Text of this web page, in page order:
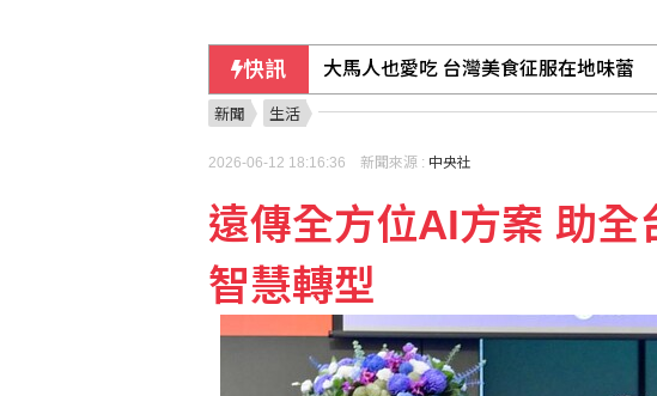
快訊 大馬人也愛吃 台灣美食征服在地味蕾
泰國校園槍擊案增至9死 遭波及12歲
許富凱父親節登小巨蛋 「我的心肝寶貝
新聞 生活
2026-06-12 18:16:36 新聞來源 : 中央社
遠傳全方位AI方案 助全
智慧轉型